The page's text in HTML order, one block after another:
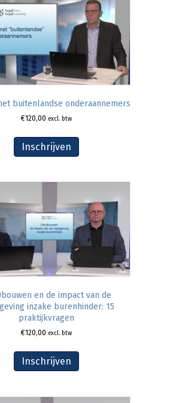
buitenlandse onderaannemers
€120,00 excl. btw
Inschrijven
en de impact van de
inzake burenhinder: 15
praktijkvragen
€120,00 excl. btw
Inschrijven